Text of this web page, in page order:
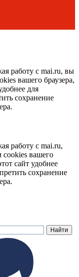
работу с mai.ru, вы
вашего браузера,
для
сохранение
работу с mai.ru,
cookies вашего
сайт удобнее
сохранение